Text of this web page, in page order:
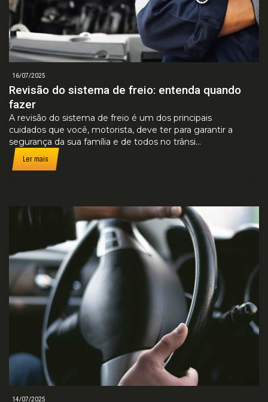
16/07/2025
Revisão do sistema de freio: entenda quando
fazer
A revisão do sistema de freio é um dos principais
cuidados que você, motorista, deve ter para garantir a
segurança da sua família e de todos no trânsi...
Ler mais
14/07/2025